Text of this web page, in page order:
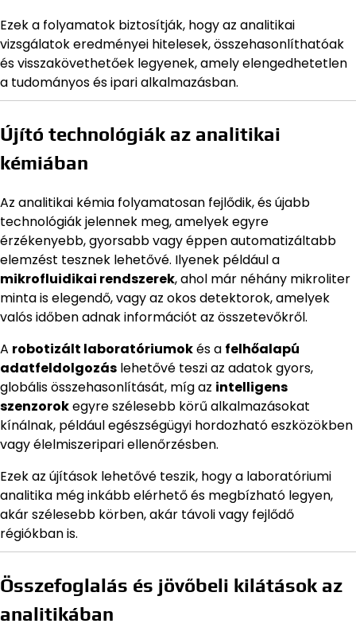
Ezek a folyamatok biztosítják, hogy az analitikai
vizsgálatok eredményei hitelesek, összehasonlíthatóak
és visszakövethetőek legyenek, amely elengedhetetlen
a tudományos és ipari alkalmazásban.
Újító technológiák az analitikai
kémiában
Az analitikai kémia folyamatosan fejlődik, és újabb
technológiák jelennek meg, amelyek egyre
érzékenyebb, gyorsabb vagy éppen automatizáltabb
elemzést tesznek lehetővé. Ilyenek például a
mikrofluidikai rendszerek, ahol már néhány mikroliter
minta is elegendő, vagy az okos detektorok, amelyek
valós időben adnak információt az összetevőkről.
A robotizált laboratóriumokés a felhőalapú
adatfeldolgozás lehetővé teszi az adatok gyors,
globális összehasonlítását, míg az intelligens
szenzorokegyre szélesebb körű alkalmazásokat
kínálnak, például egészségügyi hordozható eszközökben
vagy élelmiszeripari ellenőrzésben.
Ezek az újítások lehetővé teszik, hogy a laboratóriumi
analitika még inkább elérhető és megbízható legyen,
akár szélesebb körben, akár távoli vagy fejlődő
régiókban is.
Összefoglalás és jövőbeli kilátások az
analitikában